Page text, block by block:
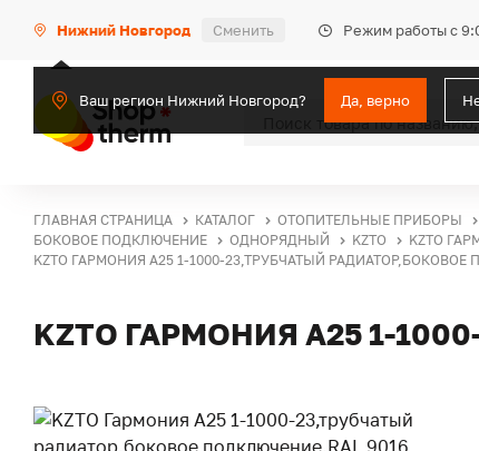
Нижний Новгород Сменить Режим работы с
Ваш регион Нижний Новгород? Да, верно
ГЛАВНАЯ СТРАНИЦА КАТАЛОГ ОТОПИТЕЛЬНЫЕ ПРИБОРЫ
БОКОВОЕ ПОДКЛЮЧЕНИЕ
ОДНОРЯДНЫЙ KZTO KZTO
KZTO ГАРМОНИЯ А25 1-1000-23,ТРУБЧАТЫЙ РАДИАТОР,БОКОВОЕ
KZTO ГАРМОНИЯ А25 1-